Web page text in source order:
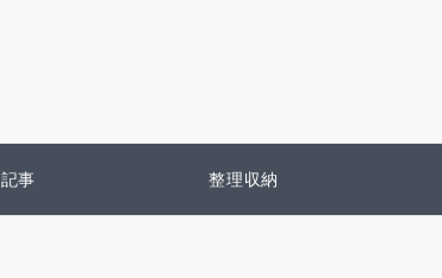
記事 整理収納